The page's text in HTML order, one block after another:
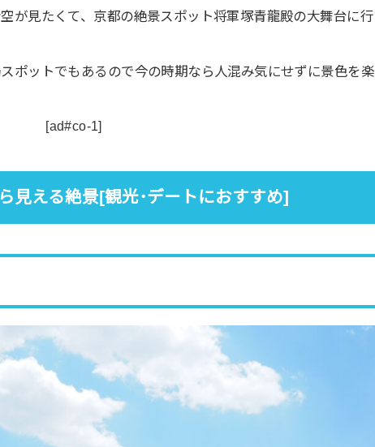
が見たくて、京都の絶景スポット将軍塚青龍殿の大舞台に行
ポットでもあるので今の時期なら人混み気にせずに景色を楽
[ad#co-1]
見える絶景[観光･デートにおすすめ]